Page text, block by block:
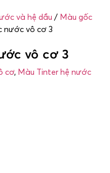
và hệ dầu / Màu gốc
nước vô cơ 3
vô cơ 3
cơ, Màu Tinter hệ nước